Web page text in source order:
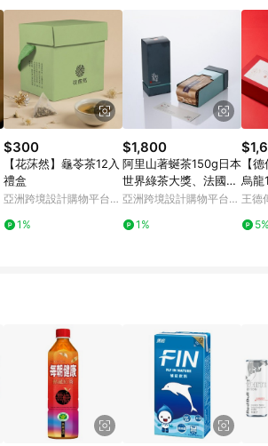
眾募資商品，禮物卡，開館保證金，補
資格。 9. LINE 購物站上之商品規格、
Pinkoi 商品資訊頁及購物車不符，以
及購物車標示為準。 10. 點數紅包使用規
為準。 11. 若於 LINE 購物前往 Pinkoi
APP 並完成訂單，不符合導購資格；承
後，需透過 LINE 購物前往 Pinkoi 頁
$300
【花莯然】龜苓茶12入
禮盒
亞洲跨境設計購物平台
1%
$1,800
阿里山著蜒茶150g日本
世界綠茶大獎、法國AV
PA世界
亞洲跨境設計購物平台
1%
【
烏
王德